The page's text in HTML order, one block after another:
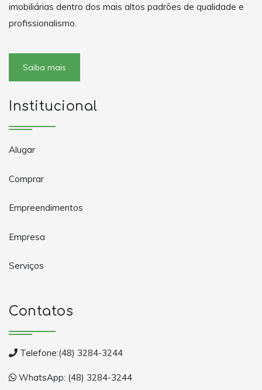
imobiliárias dentro dos mais altos padrões de qualidade e
profissionalismo.
Saiba mais
Institucional
Alugar
Comprar
Empreendimentos
Empresa
Serviços
Contatos
Telefone:(48) 3284-3244
WhatsApp: (48) 3284-3244